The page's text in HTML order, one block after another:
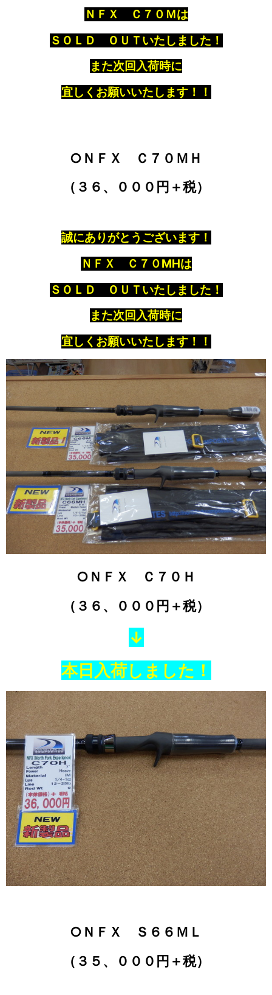
ＮＦＸ Ｃ７０Ｍは
ＳＯＬＤ ＯＵＴいたしました！
また次回入荷時に
宜しくお願いいたします！！
○ＮＦＸ Ｃ７０ＭＨ
（３６、０００円＋税）
誠にありがとうございます！
ＮＦＸ Ｃ７０MHは
ＳＯＬＤ ＯＵＴいたしました！
また次回入荷時に
宜しくお願いいたします！！
○ＮＦＸ Ｃ７０Ｈ
（３６、０００円＋税）
↓
本日入荷しました！
○ＮＦＸ Ｓ６６ＭＬ
（３５、０００円＋税）